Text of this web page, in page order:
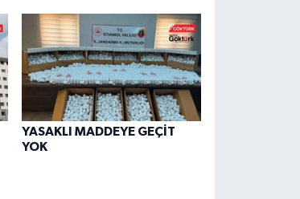
YASAKLI MADDEYE GEÇİT
YOK